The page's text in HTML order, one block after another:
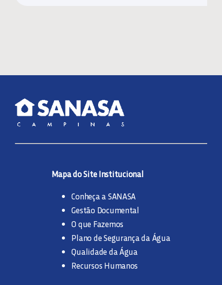
Mapa do Site Institucional
Conheça a SANASA
Gestão Documental
O que Fazemos
Plano de Segurança da Água
Qualidade da Água
Recursos Humanos